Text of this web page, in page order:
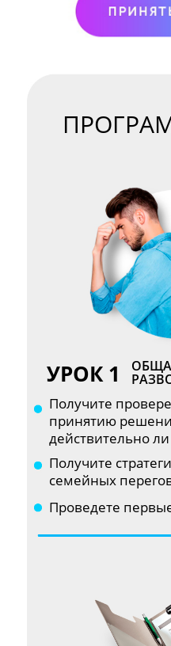
УРОК 1
Получите
принятию
действительно
Получите
семейных
Проведете